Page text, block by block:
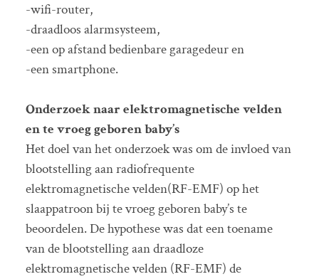
-wifi-router,
-draadloos alarmsysteem,
-een op afstand bedienbare garagedeur en
-een smartphone.
Onderzoek naar elektromagnetische velden
en te vroeg geboren baby’s
Het doel van het onderzoek was om de invloed van
blootstelling aan radiofrequente
elektromagnetische velden(RF-EMF) op het
slaappatroon bij te vroeg geboren baby’s te
beoordelen. De hypothese was dat een toename
van de blootstelling aan draadloze
elektromagnetische velden (RF-EMF) de